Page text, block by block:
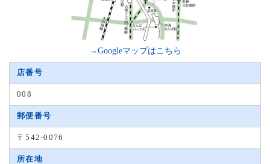
→Googleマップはこちら
店番号
008
郵便番号
〒542-0076
所在地